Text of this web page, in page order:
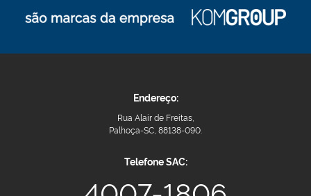
Endereço:
Rua Alair de Freitas,
Palhoça-SC, 88138-090.
Telefone SAC: